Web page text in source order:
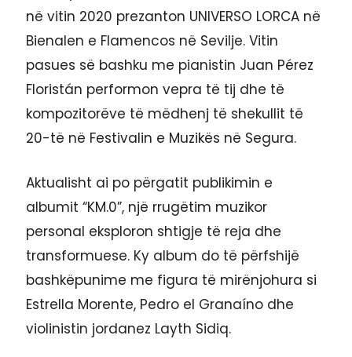
në vitin 2020 prezanton UNIVERSO LORCA në
Bienalen e Flamencos në Sevilje. Vitin
pasues së bashku me pianistin Juan Pérez
Floristán performon vepra të tij dhe të
kompozitorëve të mëdhenj të shekullit të
20-të në Festivalin e Muzikës në Segura.
Aktualisht ai po përgatit publikimin e
albumit “KM.0”, një rrugëtim muzikor
personal eksploron shtigje të reja dhe
transformuese. Ky album do të përfshijë
bashkëpunime me figura të mirënjohura si
Estrella Morente, Pedro el Granaíno dhe
violinistin jordanez Layth Sidiq.